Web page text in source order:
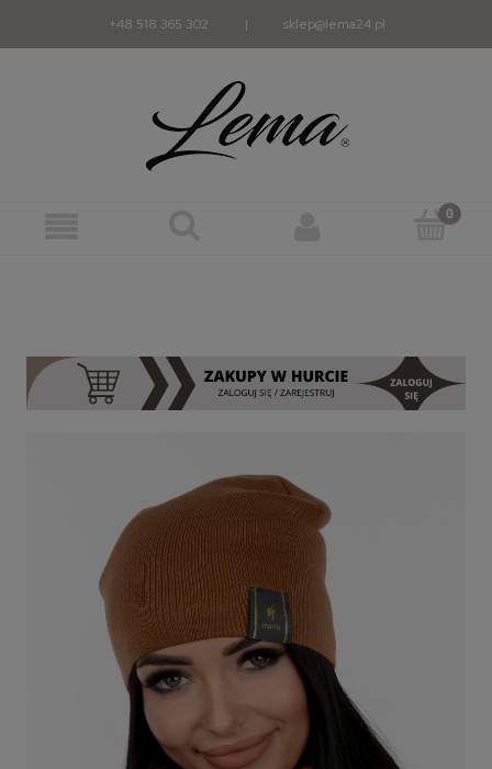
+48 518 365 302 | sklep@lema24.pl